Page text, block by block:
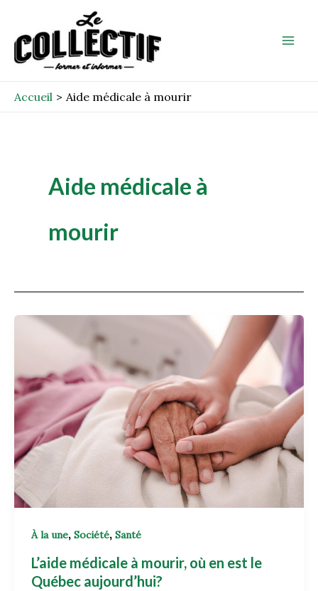
contenu
Accueil Aide médicale à mourir
Aide médicale à
mourir
À la une, Société, Santé
L’aide médicale à mourir, où en est le
Québec aujourd’hui?